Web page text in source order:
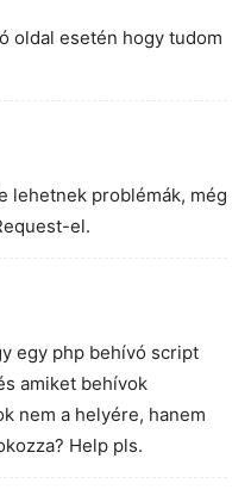
oldal esetén hogy tudom
lehetnek problémák, még
el.
egy php behívó script
amiket behívok
nem a helyére, hanem
Help pls.